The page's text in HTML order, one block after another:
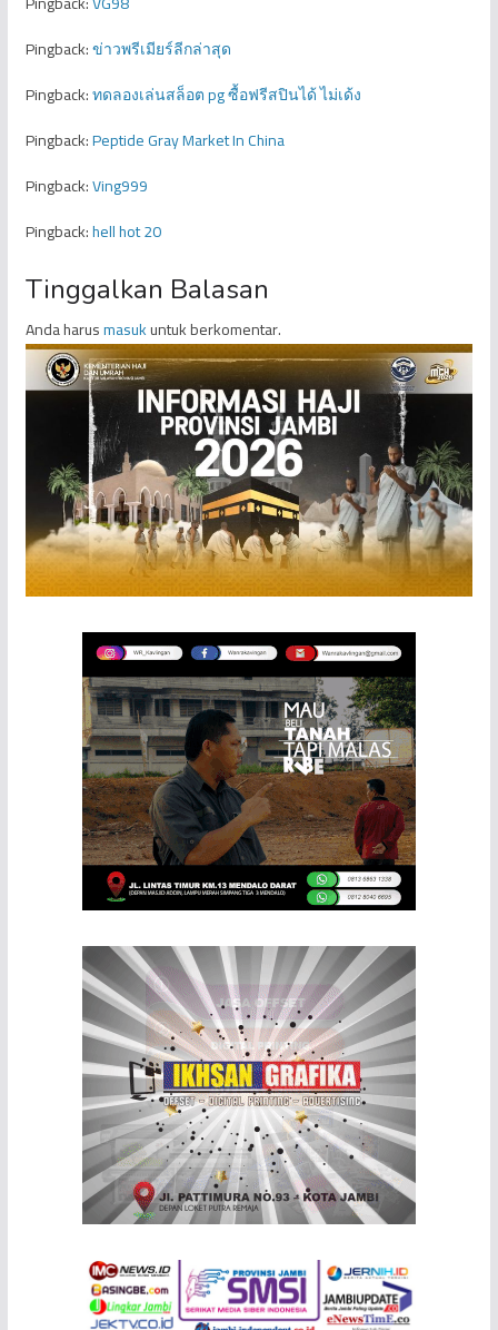
Pingback:ข่าวพรีเมียร์ลีกล่าสุด
Pingback:ทดลองเล่นสล็อต pg ซื้อฟรีสปินได้ ไม่เด้ง
Pingback:Peptide Gray Market In China
Pingback:Ving999
Pingback:hell hot 20
Tinggalkan Balasan
Anda harusmasukuntuk berkomentar.